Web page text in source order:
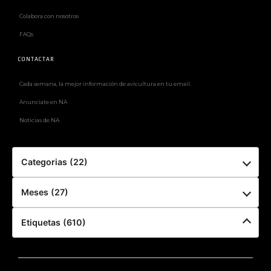
Colabora con nosotros
FAQs
CONTACTAR
Cada semana, la mejor información de avicultura en tu email.
Anunciate en NA
Noticias de NA
Categorias (22)
Meses (27)
Etiquetas (610)